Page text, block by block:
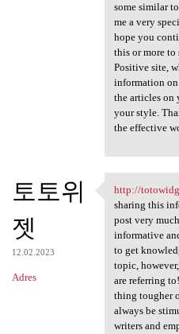
some similar
me a very
hope you
this or more to
Positive site,
information on
the articles on
your style.
the effective
토토위
젯
12.02.2023
Adres
http://
http://
sharing this
post very
informative
to get
topic,
are referring
thing tougher
always be
writers and